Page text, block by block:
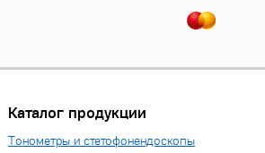
Каталог продукции
Тонометры и стетофонендоскопы